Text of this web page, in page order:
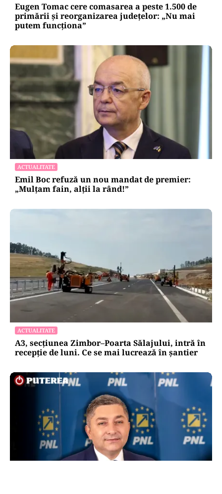
Eugen Tomac cere comasarea a peste 1.500 de
primării și reorganizarea județelor: „Nu mai
putem funcționa”
ACTUALITATE
Emil Boc refuză un nou mandat de premier:
„Mulțam fain, alții la rând!”
ACTUALITATE
A3, secțiunea Zimbor–Poarta Sălajului, intră în
recepție de luni. Ce se mai lucrează în șantier